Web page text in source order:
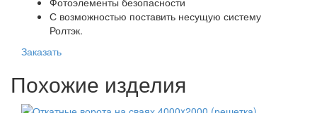
С возможностью поставить несущую систему
Ролтэк.
Заказать
Похожие изделия